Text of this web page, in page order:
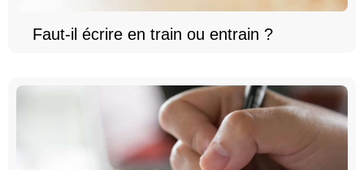
Faut-il écrire en train ou entrain ?